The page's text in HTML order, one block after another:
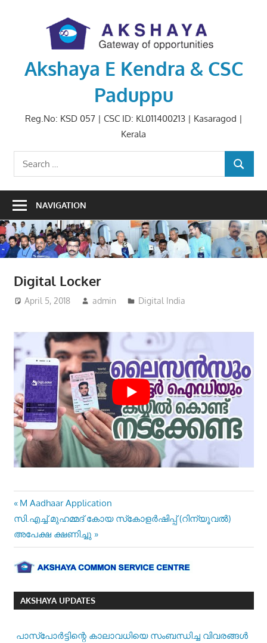
Akshaya E Kendra & CSC
Paduppu
Reg.No: KSD 057 | CSC ID: KL011400213 | Kasaragod |
Kerala
Search
for:
SEARCH
NAVIGATION
Digital Locker
April 5, 2018 admin Digital India
Post
navigation
Previous
Post:
M Aadhaar Application
Next
Post:
സി.എച്ച്.മുഹമ്മദ് കോയ സ്‌കോളർഷിപ്പ് (റിന്യൂവൽ)
അപേക്ഷ ക്ഷണിച്ചു
AKSHAYA UPDATES
പാസ്‌പോര്‍ട്ടിന്റെ കാലാവധിയെ സംബന്ധിച്ച വിവരങ്ങള്‍